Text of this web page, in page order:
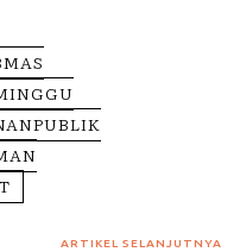
ARTIKEL SELANJUTNYA